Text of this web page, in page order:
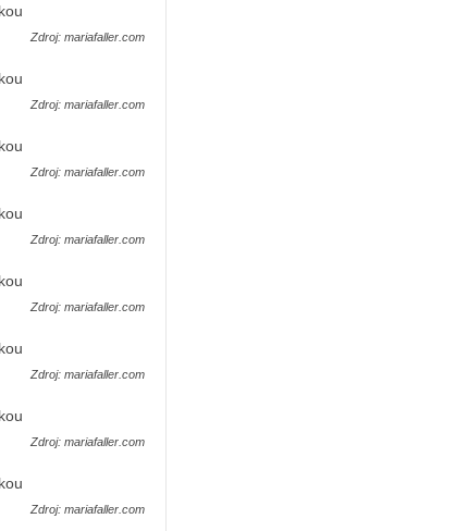
Zdroj: mariafaller.com
Zdroj: mariafaller.com
Zdroj: mariafaller.com
Zdroj: mariafaller.com
Zdroj: mariafaller.com
Zdroj: mariafaller.com
Zdroj: mariafaller.com
Zdroj: mariafaller.com